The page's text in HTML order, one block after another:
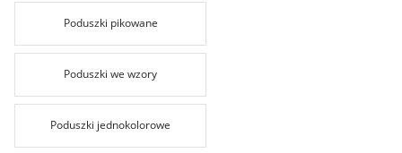
Poduszki pikowane
Poduszki we wzory
Poduszki jednokolorowe